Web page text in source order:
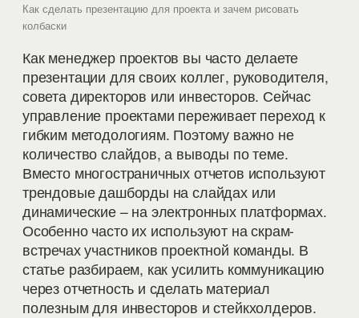
Как сделать презентацию для проекта и зачем рисовать
колбаски
Как менеджер проектов вы часто делаете
презентации для своих коллег, руководителя,
совета директоров или инвесторов. Сейчас
управление проектами переживает переход к
гибким методологиям. Поэтому важно не
количество слайдов, а выводы по теме.
Вместо многостраничных отчетов используют
трендовые дашборды на слайдах или
динамические – на электронных платформах.
Особенно часто их используют на скрам-
встречах участников проектной команды. В
статье разбираем, как усилить коммуникацию
через отчетность и сделать материал
полезным для инвесторов и стейкхолдеров.